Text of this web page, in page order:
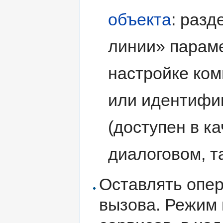
объекта:
линии»
настройке
или
(доступен в
диалоговом,
Оставлять
вызова. Режим